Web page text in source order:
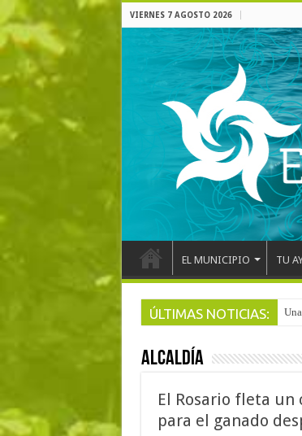
VIERNES 7 AGOSTO 2026
EL MUNICIPIO TU
ÚLTIMAS NOTICIAS:
ALCALDÍA
El Rosario fleta un
para el ganado